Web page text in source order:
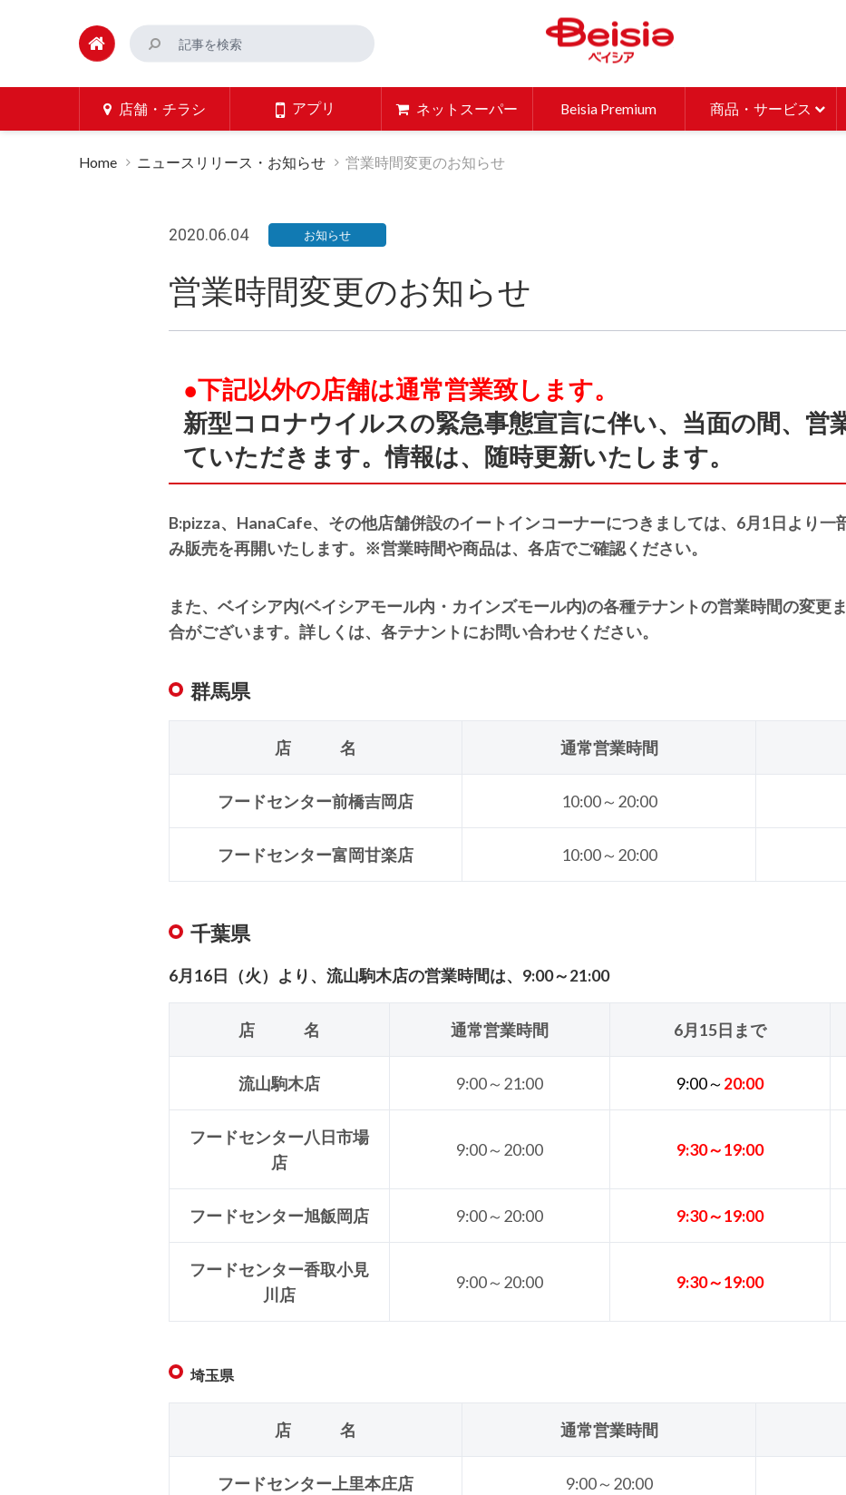
店舗・チラシ アプリ ネットスーパー Beisia Premium 商品・サービス
Home ニュースリリース・お知らせ 営業時間変更のお知らせ
2020.06.04 お知らせ
営業時間変更のお知らせ
●下記以外の店舗は通常営業致します。
新型コロナウイルスの緊急事態宣言に伴い、当面の間、営
ていただきます。情報は、随時更新いたします。
B:pizza、HanaCafe、その他店舗併設のイートインコーナーにつきましては、6月1日より一
み販売を再開いたします。※営業時間や商品は、各店でご確認ください。
また、ベイシア内(ベイシアモール内・カインズモール内)の各種テナントの営業時間の変更
合がございます。詳しくは、各テナントにお問い合わせください。
群馬県
店 名 通常営業時間
フードセンター前橋吉岡店 10:00～20:00
フードセンター富岡甘楽店 10:00～20:00
千葉県
6月16日（火）より、流山駒木店の営業時間は、9:00～21:00
店 名 通常営業時間 6月15日まで
流山駒木店 9:00～21:00 9:00～ 20:00
フードセンター八日市場
店
9:00～20:00 9:30～19:00
フードセンター旭飯岡店 9:00～20:00 9:30～19:00
フードセンター香取小見
川店
9:00～20:00 9:30～19:00
埼玉県
店 名 通常営業時間
フードセンター上里本庄店 9:00～20:00